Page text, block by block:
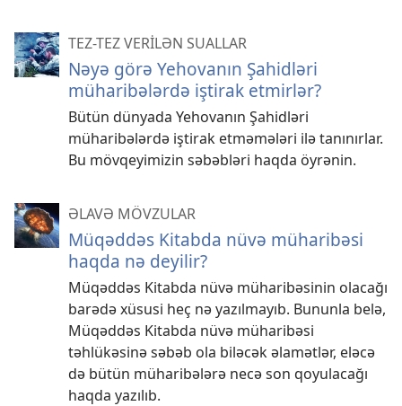
TEZ-TEZ VERİLƏN SUALLAR
Nəyə görə Yehovanın Şahidləri
müharibələrdə iştirak etmirlər?
Bütün dünyada Yehovanın Şahidləri
müharibələrdə iştirak etməmələri ilə tanınırlar.
Bu mövqeyimizin səbəbləri haqda öyrənin.
ƏLAVƏ MÖVZULAR
Müqəddəs Kitabda nüvə müharibəsi
haqda nə deyilir?
Müqəddəs Kitabda nüvə müharibəsinin olacağı
barədə xüsusi heç nə yazılmayıb. Bununla belə,
Müqəddəs Kitabda nüvə müharibəsi
təhlükəsinə səbəb ola biləcək əlamətlər, eləcə
də bütün müharibələrə necə son qoyulacağı
haqda yazılıb.